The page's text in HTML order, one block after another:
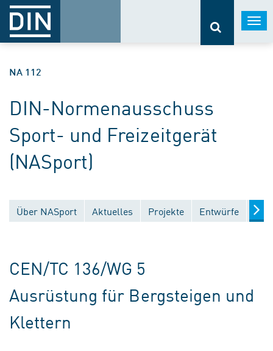
NA 112
DIN-Normenausschuss
Sport- und Freizeitgerät
(NASport)
Über NASport Aktuelles Projekte Entwürfe
CEN/TC 136/WG 5
Ausrüstung für Bergsteigen und
Klettern